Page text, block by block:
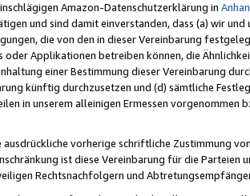
Amazon-Datenschutzerklärung in
und sind damit einverstanden, dass (a) wir
die von den in dieser Vereinbarung
oder Applikationen betreiben können, die
einer Bestimmung dieser Vereinbarung
künftig durchzusetzen und (d) sämtliche
in unserem alleinigen Ermessen
ausdrückliche vorherige schriftliche Zustimmung
ist diese Vereinbarung für die
Rechtsnachfolgern und